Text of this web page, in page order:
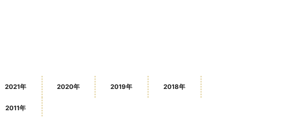
2021年 2020年 2019年 2018年
2011年